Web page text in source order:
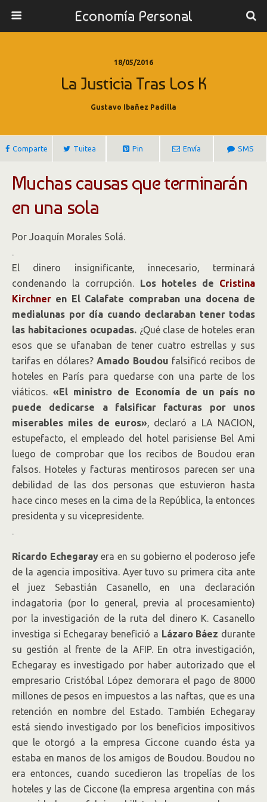
Economía Personal
18/05/2016
La Justicia Tras Los K
Gustavo Ibañez Padilla
Comparte Tuitea Pin Envía SMS
Muchas causas que terminarán
en una sola
Por Joaquín Morales Solá.
.
El dinero insignificante, innecesario, terminará
condenando la corrupción. Los hoteles de Cristina
Kirchner en El Calafate compraban una docena de
medialunas por día cuando declaraban tener todas
las habitaciones ocupadas.¿Qué clase de hoteles eran
esos que se ufanaban de tener cuatro estrellas y sus
tarifas en dólares?Amado Boudou falsificó recibos de
hoteles en París para quedarse con una parte de los
viáticos.«El ministro de Economía de un país no
puede dedicarse a falsificar facturas por unos
miserables miles de euros», declaró a LA NACION,
estupefacto, el empleado del hotel parisiense Bel Ami
luego de comprobar que los recibos de Boudou eran
falsos. Hoteles y facturas mentirosos parecen ser una
debilidad de las dos personas que estuvieron hasta
hace cinco meses en la cima de la República, la entonces
presidenta y su vicepresidente.
.
Ricardo Echegarayera en su gobierno el poderoso jefe
de la agencia impositiva. Ayer tuvo su primera cita ante
el juez Sebastián Casanello, en una declaración
indagatoria (por lo general, previa al procesamiento)
por la investigación de la ruta del dinero K. Casanello
investiga si Echegaray benefició a Lázaro Báez durante
su gestión al frente de la AFIP. En otra investigación,
Echegaray es investigado por haber autorizado que el
empresario Cristóbal López demorara el pago de 8000
millones de pesos en impuestos a las naftas, que es una
retención en nombre del Estado. También Echegaray
está siendo investigado por los beneficios impositivos
que le otorgó a la empresa Ciccone cuando ésta ya
estaba en manos de los amigos de Boudou. Boudou no
era entonces, cuando sucedieron las tropelías de los
hoteles y las de Ciccone (la empresa argentina con más